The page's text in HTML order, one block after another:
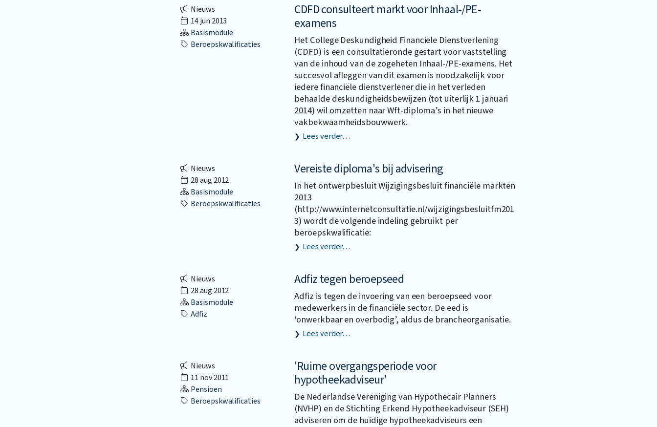
Nieuws
14 jun 2013
Basismodule
Beroepskwalificaties
CDFD consulteert markt voor Inhaal-/PE-
examens
Het College Deskundigheid Financiële Dienstverlening
(CDFD) is een consultatieronde gestart voor vaststelling
van de inhoud van de zogeheten Inhaal-/PE-examens. Het
succesvol afleggen van dit examen is noodzakelijk voor
iedere financiële dienstverlener die in het verleden
behaalde deskundigheidsbewijzen (tot uiterlijk 1 januari
2014) wil omzetten naar Wft-diploma’s in het nieuwe
vakbekwaamheidsbouwwerk.
Lees verder…
Nieuws
28 aug 2012
Basismodule
Beroepskwalificaties
Vereiste diploma's bij advisering
In het ontwerpbesluit Wijzigingsbesluit financiële markten
2013
(http://www.internetconsultatie.nl/wijzigingsbesluitfm201
3) wordt de volgende indeling gebruikt per
beroepskwalificatie:
Lees verder…
Nieuws
28 aug 2012
Basismodule
Adfiz
Adfiz tegen beroepseed
Adfiz is tegen de invoering van een beroepseed voor
medewerkers in de financiële sector. De eed is
‘onwerkbaar en overbodig’, aldus de brancheorganisatie.
Lees verder…
Nieuws
11 nov 2011
Pensioen
Beroepskwalificaties
'Ruime overgangsperiode voor
hypotheekadviseur'
De Nederlandse Vereniging van Hypothecair Planners
(NVHP) en de Stichting Erkend Hypotheekadviseur (SEH)
adviseren om de huidige hypotheekadviseurs een